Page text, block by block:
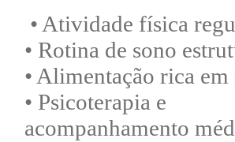
• Atividade física
• Rotina de sono
• Alimentação rica
• Psicoterapia e
acompanhamento